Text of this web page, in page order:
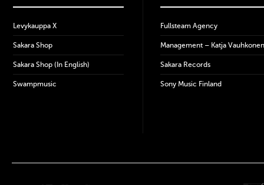
Levykauppa X
Sakara Shop
Sakara Shop (In English)
Swampmusic
Fullsteam Agency
Management – Katja Vauhkonen
Sakara Records
Sony Music Finland